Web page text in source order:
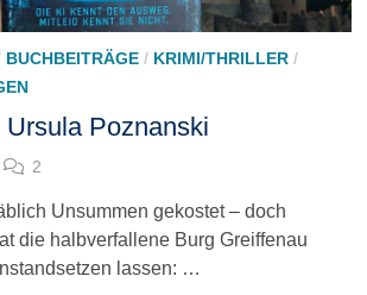
BUCHBEITRÄGE/ KRIMI/THRILLER/
Poznanski
2
Unsummen gekostet – doch
die halbverfallene Burg Greiffenau
lassen: …